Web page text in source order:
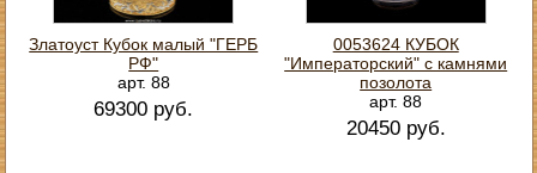
Златоуст Кубок малый "ГЕРБ
РФ"
арт. 88
69300 руб.
0053624 КУБОК
"Императорский" с камнями
позолота
арт. 88
20450 руб.